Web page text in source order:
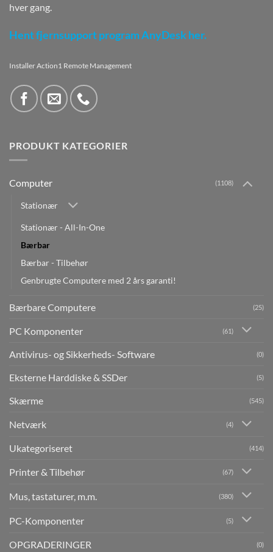
hver gang.
Hent fjernsupport program AnyDesk her.
Installer Action1 Remote Management
PRODUKT KATEGORIER
Computer (1108)
Stationær
Stationær - All-In-One
Bærbar
Bærbar - Tilbehør
Genbrugte Computere med 2 års garanti!
Bærbare Computere (25)
PC Komponenter (61)
Antivirus- og Sikkerheds- Software (0)
Eksterne Harddiske & SSDer (5)
Skærme (545)
Netværk (4)
Ukategoriseret (414)
Printer & Tilbehør (67)
Mus, tastaturer, m.m. (380)
PC-Komponenter (5)
OPGRADERINGER (0)